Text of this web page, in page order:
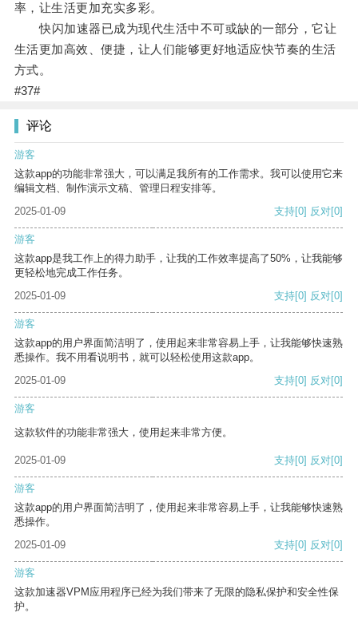
率，让生活更加充实多彩。
快闪加速器已成为现代生活中不可或缺的一部分，它让
生活更加高效、便捷，让人们能够更好地适应快节奏的生活
方式。
#37#
评论
游客
这款app的功能非常强大，可以满足我所有的工作需求。我可以使用它来
编辑文档、制作演示文稿、管理日程安排等。
2025-01-09
支持[0] 反对[0]
游客
这款app是我工作上的得力助手，让我的工作效率提高了50%，让我能够
更轻松地完成工作任务。
2025-01-09
支持[0] 反对[0]
游客
这款app的用户界面简洁明了，使用起来非常容易上手，让我能够快速熟
悉操作。我不用看说明书，就可以轻松使用这款app。
2025-01-09
支持[0] 反对[0]
游客
这款软件的功能非常强大，使用起来非常方便。
2025-01-09 支持[0] 反对[0]
游客
这款app的用户界面简洁明了，使用起来非常容易上手，让我能够快速熟
悉操作。
2025-01-09
支持[0] 反对[0]
游客
这款加速器VPM应用程序已经为我们带来了无限的隐私保护和安全性保
护。